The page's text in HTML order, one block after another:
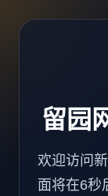
留园
欢迎访问
面将在6秒